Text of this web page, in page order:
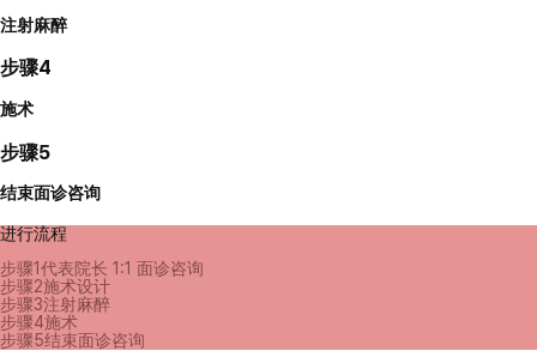
注射麻醉
步骤4
施术
步骤5
结束面诊咨询
进行流程
步骤1代表院长 1:1 面诊咨询
步骤2施术设计
步骤3注射麻醉
步骤4施术
步骤5结束面诊咨询